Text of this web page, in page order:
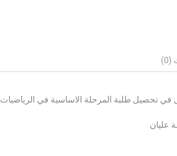
في تحصيل طلبة المرحلة الاساسية في الرياضيات
عليان